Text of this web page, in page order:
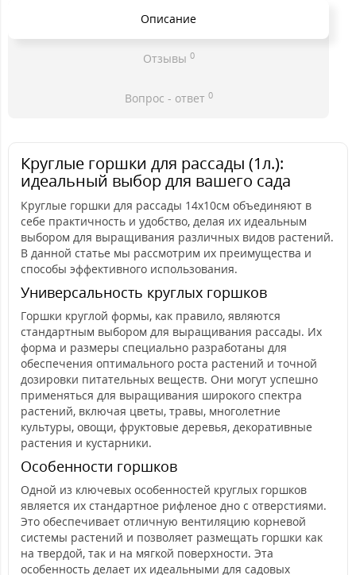
Описание
Отзывы 0
Вопрос - ответ 0
Круглые горшки для рассады (1л.):
идеальный выбор для вашего сада
Круглые горшки для рассады 14х10см объединяют в
себе практичность и удобство, делая их идеальным
выбором для выращивания различных видов растений.
В данной статье мы рассмотрим их преимущества и
способы эффективного использования.
Универсальность круглых горшков
Горшки круглой формы, как правило, являются
стандартным выбором для выращивания рассады. Их
форма и размеры специально разработаны для
обеспечения оптимального роста растений и точной
дозировки питательных веществ. Они могут успешно
применяться для выращивания широкого спектра
растений, включая цветы, травы, многолетние
культуры, овощи, фруктовые деревья, декоративные
растения и кустарники.
Особенности горшков
Одной из ключевых особенностей круглых горшков
является их стандартное рифленое дно с отверстиями.
Это обеспечивает отличную вентиляцию корневой
системы растений и позволяет размещать горшки как
на твердой, так и на мягкой поверхности. Эта
особенность делает их идеальными для садовых